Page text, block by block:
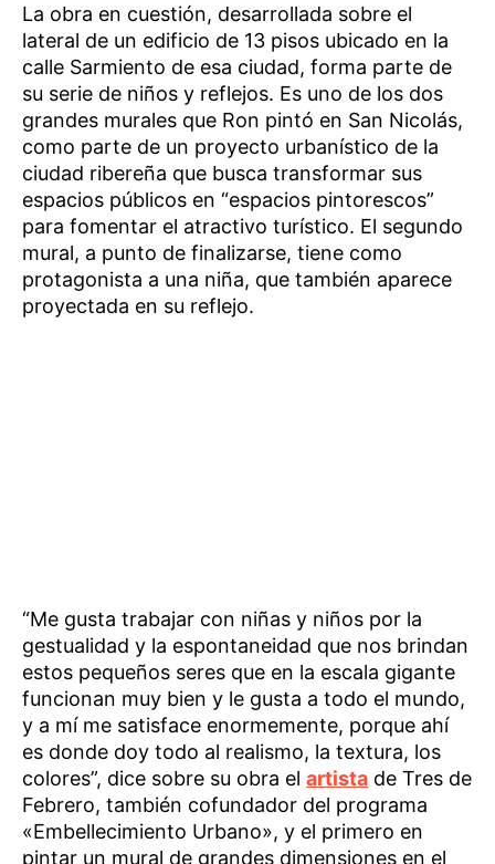
La obra en cuestión, desarrollada sobre el
lateral de un edificio de 13 pisos ubicado en la
calle Sarmiento de esa ciudad, forma parte de
su serie de niños y reflejos. Es uno de los dos
grandes murales que Ron pintó en San Nicolás,
como parte de un proyecto urbanístico de la
ciudad ribereña que busca transformar sus
espacios públicos en “espacios pintorescos”
para fomentar el atractivo turístico. El segundo
mural, a punto de finalizarse, tiene como
protagonista a una niña, que también aparece
proyectada en su reflejo.
“Me gusta trabajar con niñas y niños por la
gestualidad y la espontaneidad que nos brindan
estos pequeños seres que en la escala gigante
funcionan muy bien y le gusta a todo el mundo,
y a mí me satisface enormemente, porque ahí
es donde doy todo al realismo, la textura, los
colores”, dice sobre su obra el artista de Tres de
Febrero, también cofundador del programa
«Embellecimiento Urbano», y el primero en
pintar un mural de grandes dimensiones en el